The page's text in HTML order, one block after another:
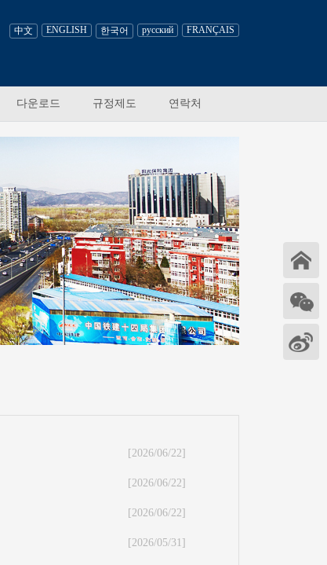
中文 ENGLISH 한국어 русский FRANÇAIS
다운로드 규정제도 연락처
[2026/06/22]
[2026/06/22]
[2026/06/22]
[2026/05/31]